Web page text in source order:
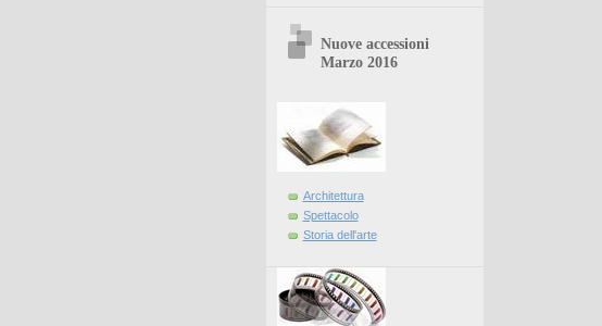
Nuove accessioni
Marzo 2016
Architettura
Spettacolo
Storia dell'arte